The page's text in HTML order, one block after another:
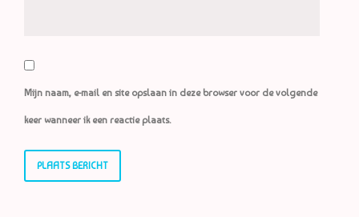
Mijn naam, e-mail en site opslaan in deze browser voor de volgende
keer wanneer ik een reactie plaats.